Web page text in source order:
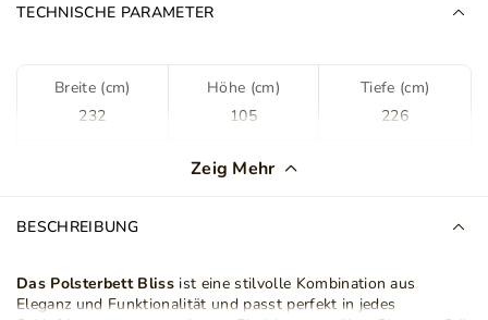
TECHNISCHE PARAMETER
Breite (cm)
232
Höhe (cm)
105
Tiefe (cm)
226
Braun
Zeig Mehr
BESCHREIBUNG
Das Polsterbett Blissist eine stilvolle Kombination aus
Eleganz und Funktionalität und passt perfekt in jedes